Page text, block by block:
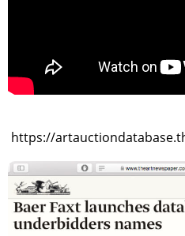
https://